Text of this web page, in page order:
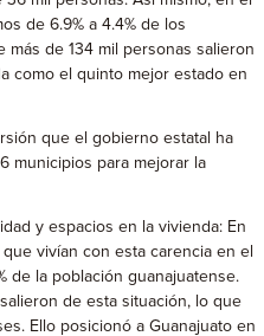
de 6.9% a 4.4% de los
más de 134 mil personas salieron
como el quinto mejor estado en
que el gobierno estatal ha
municipios para mejorar la
y espacios en la vivienda: En
vivían con esta carencia en el
de la población guanajuatense.
de esta situación, lo que
Ello posicionó a Guanajuato en